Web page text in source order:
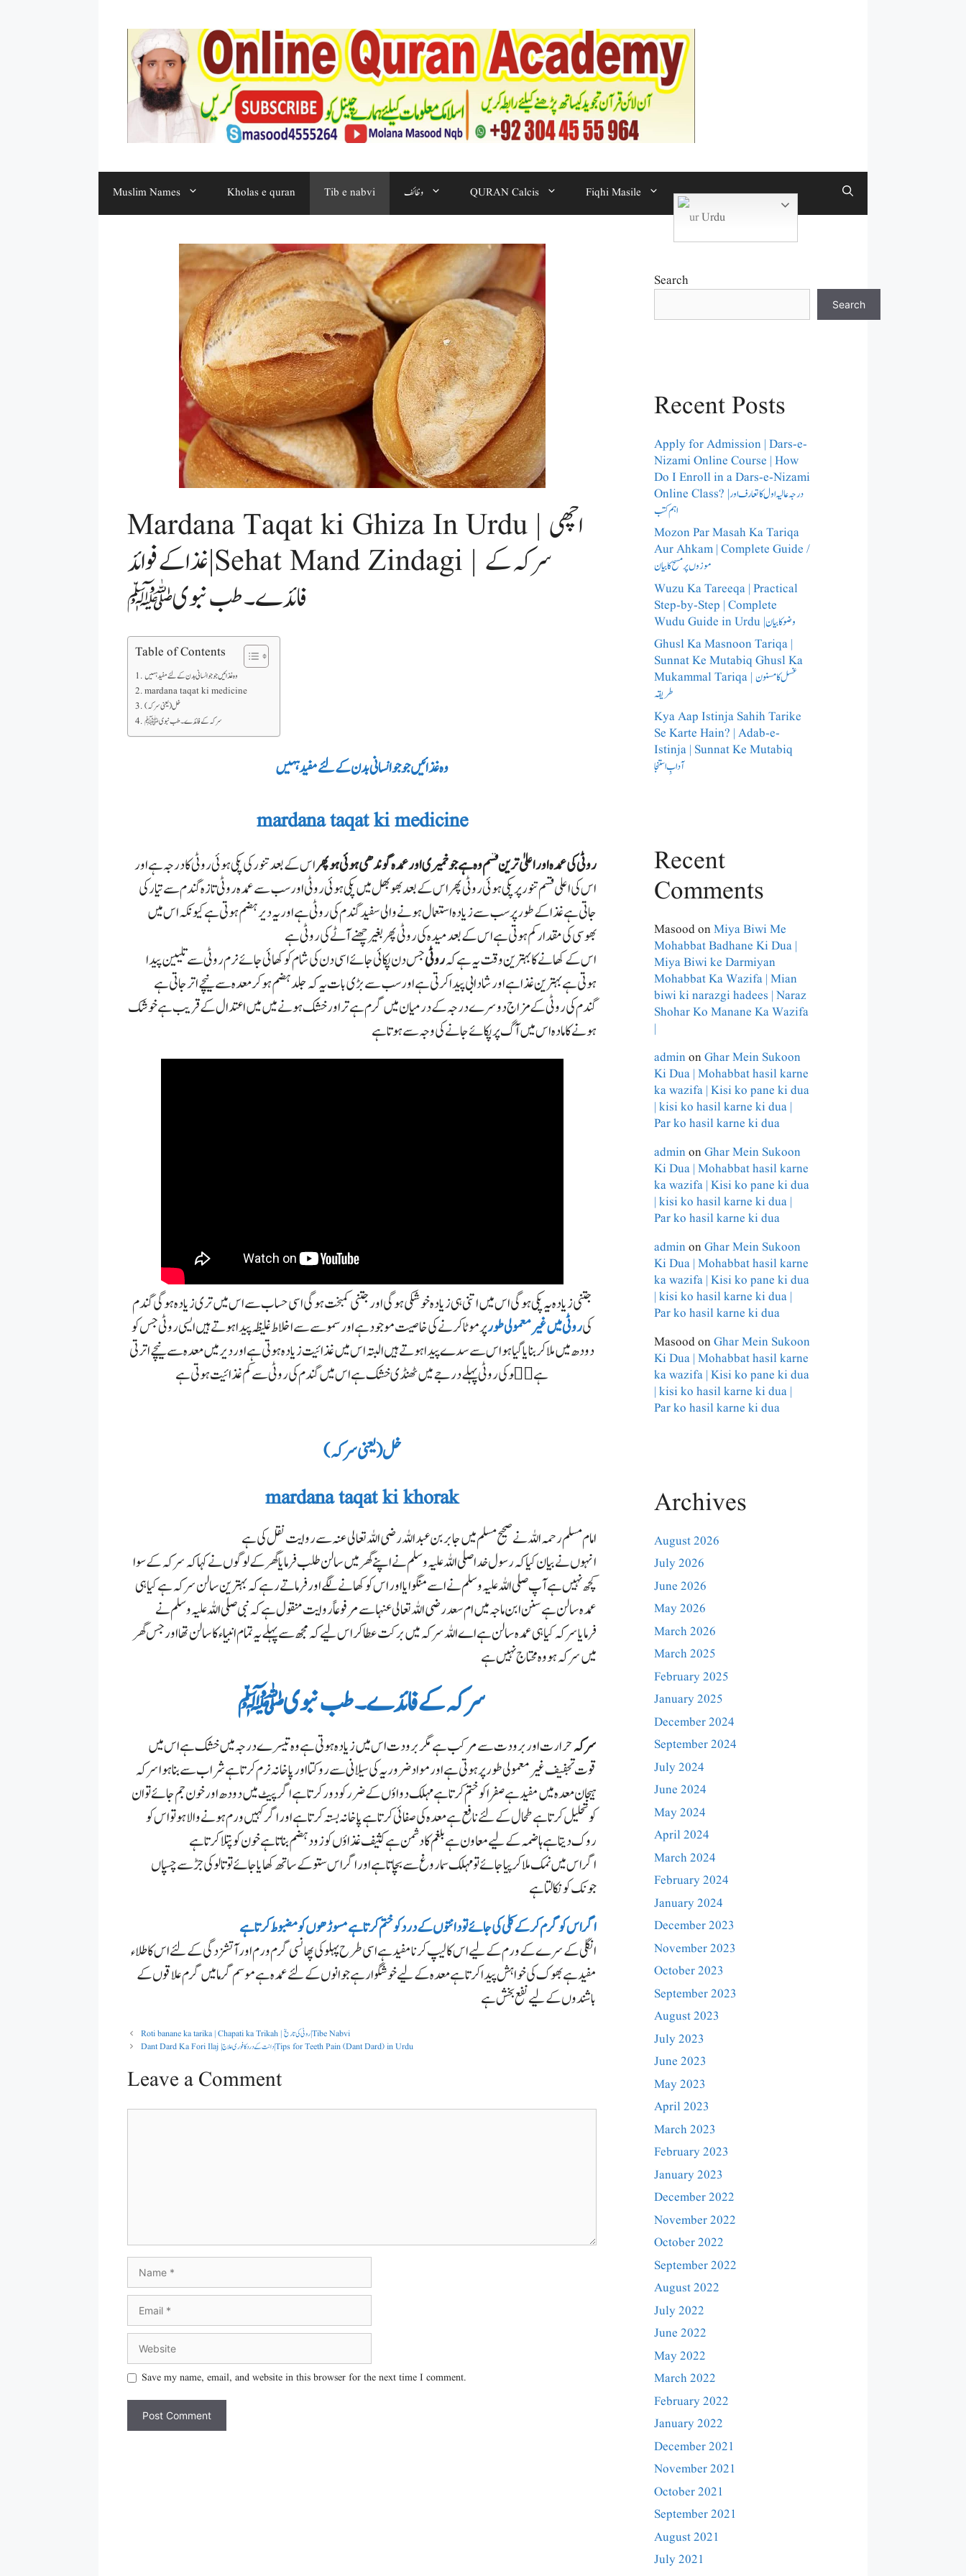
Muslim Names Kholas e quran Tib e nabvi وظائف QURAN Calcis Fiqhi Masile
Urdu
Mardana Taqat ki Ghiza In Urdu | اچھی
غذا کے فوائد | Sehat Mand Zindagi | سرکہ کے
فائدے ۔طب نبویﷺ
Table of Contents
وہ غذائیں جو جو انسانی بدن کے لئے مفید ہہیں
mardana taqat ki medicine
خل( یعنی سرکہ )
سرکہ کے فائدے ۔طب نبویﷺ
وہ غذائیں جو جو انسانی بدن کے لئے مفید ہہیں
mardana taqat ki medicine
روٹی کی عمدہ اور اعلیٰ ترین قسم وہ ہے جو خمیری اور عمدہ گوندھی ہوئی ہو پھراس کے بعد تنور کی پکی ہوئی روٹی کا درجہ ہے اور
اس کی اعلی قسم تنور پر پکی ہوئی روٹی پھر اس کے بعد بھوبھل میں پکی ہوئی روٹی اور سب سے عمدہ روٹی تازہ گندم سے تیار کی
جاتی ہےغذا کے طور پر سب سے زیادہ استعمال ہونے والی سفید گندم کی روٹی ہے اور یہ دیر ہضم ہوتی ہےکیونکہ اس میں
بھوسی کی مقدار کم ہوتی ہے اس کے بعد میدہ کی روٹی پھر بغیر چھنے آٹے کی روٹی ہے
اس کے کھانے کا بہترین وقت یہ ہے کہروٹیجس دن پکائی جائے اسی دن کی شام کو کھائی جائے نرم روٹی سے تلیین پیدا
ہوتی ہے بہترین غذا ہے اور شادابی پیدا کرتی ہے اور سب سے بڑی بات یہ کہ جلد ہضم ہو کر معدہ سے نیچے اتر جاتی ہے
گندم کی روٹی کے مزاج دوسرے درجہ کے درمیان میں گرم ہے تر اور خشک ہونے میں میں اعتدال کے قریب ہے خوشک
ہونے کا مادہ اس میں آگ پر پکائےجانے کی وجہ سے ہوتا ہے
جتنی زیادہ یہ پکی ہو گی اس میں اتنی ہی زیادہ خوشکی ہوگی اور جتنی کمبخت ہو گی اسی حساب سے اس میں تری زیادہ ہوگیگندم
کیروٹی میں غیر معمولی طورپر موٹا کرنے کی خاصیت موجود ہے اور سموسے سے اخلاط غلیظہ پیدا ہوتے ہیںایسی روٹی جس کو
دودھ میں ملا کر بنایا گیا ہو اس سے سدےپیدا ہوتے ہیں البتہ اس میں غذائیت زیادہ ہوتی ہے اور دیر میں معدہ سے نیچے اترتی
ہےجٙو کی روٹی پہلے درجے میں ٹھنڈی خشک ہے اس میں گندم کی روٹی سے کم غذائیت ہوتی ہے
خل( یعنی سرکہ )
mardana taqat ki khorak
امام مسلم رحمہ اللہ نے صحیح مسلم میں جابر بن عبداللہ رضی اللہ تعالی عنہ سے روایت نقل کی ہے
انہوں نے بیان کیا کہ رسول خدا صلی اللہ علیہ وسلم نے اپنے گھر میں سالن طلب فرمایا گھر کے لوگوں نے کہا کہ سرکہ کے سوا
کچھ نہیں ہے آپ صلی اللہ علیہ وسلم نے اسے منگوایا اور اس کو کھانے لگے اور فرماتے رہے کہ بہترین سالن سرکہ ہے کیا ہی
عمدہ سالن ہےسنن ابن ماجہ میں ام سعد رضی اللہ تعالی عنہا سے مرفوعاً روایت منقول ہے کہ نبی صلی اللہ علیہ وسلم نے
فرمایاسرکہ کیا ہی عمدہ سالن ہے اے اللہ سرکہ میں برکت عطا کر اس لیے کہ مجھ سے پہلے یہ تمام انبیاء کا سالن تھا اور جس گھر
میں سرکہ ہو وہ محتاج نہیں ہے
سرکہ کے فائدے ۔طب نبویﷺ
سرکہحرارت اور برودت سے مرکب ہے مگر برودت اس میں زیادہ ہوتی ہے وہ تیسرے درجہ میں خشک ہے اس میں
قوت تجفیف غیر معمولی طور پر ہوتی ہے اور مواد ضروریہ کی سیلانی سے روکتا اور پاخانہ نرم کرتا ہے شراب سے بنا ہوا سرکہ
ہیجان معدہ میں مفید ہے صفرا کو ختم کرتا ہے مہلک دواؤں کے ضرر کو دور کرتا ہے اگر پیٹ میں دودھ اور خون جم جائے تو ان
کو تحلیل کرتا ہے طحال کے لئے نافع ہے معدہ کی صفائی کرتا ہے پاخانہ بستہ کرتا ہے اور اگر کہیں ورم ہونے والا ہو تو اس کو
روک دیتا ہے ہاضمہ کے لیے معاون ہے بلغم کا دشمن ہے کثیف غذاؤں کو زود ہضم بناتا ہے خون کو پتلا کرتا ہے
اگر اس میں نمک ملا کر پیا جائے تو مہلک سماروغ سے بچاتا ہے اور اگر اس ستو کے ساتھ کھایا جائے تو تالوکی جڑ سے چسپاں
جونک کو نکالتا ہے
اگر اس کو گرم کرکے کلی کی جائے تو دانتوں کے درد کو ختم کرتا ہے مسوڑھوں کو مضبوط کرتا ہے
انگلی کے سرے کے ورم کے لیے اس کا لیپ کرنا مفید ہے اسی طرح پہلو کی پھانسی گرم ورم اور آتشزدگی کے لئے اس کا طلاء
مفید ہے بھوک کی خواہش پیدا کرتا ہے معدہ کے لیے خوشگوار ہےجوانوں کے لئے عمدہ ہے موسم گرما میں گرم علاقوں کے
باشندوں کے لیے نفع بخش ہے
Roti banane ka tarika | Chapati ka Trikah | روٹی کی تاریخ | Tibe Nabvi
Dant Dard Ka Fori Ilaj |دانت کے درد کا فوری علاج |Tips for Teeth Pain (Dant Dard) in Urdu
Leave a Comment
Save my name, email, and website in this browser for the next time I comment.
Search
Search
Recent Posts
Apply for Admission | Dars-e-
Nizami Online Course | How
Do I Enroll in a Dars-e-Nizami
Online Class? |درجہ عالیہ اول کا تعارف اور
اہم کتب
Mozon Par Masah Ka Tariqa
Aur Ahkam | Complete Guide /​
موزوں پر مسح کا بیان
Wuzu Ka Tareeqa | Practical
Step-by-Step | Complete
Wudu Guide in Urdu |وضو کا بیان
Ghusl Ka Masnoon Tariqa |
Sunnat Ke Mutabiq Ghusl Ka
Mukammal Tariqa | غسل کا مسنون
طریقہ
Kya Aap Istinja Sahih Tarike
Se Karte Hain? | Adab-e-
Istinja | Sunnat Ke Mutabiq
آدابِ استنجا
Recent
Comments
MasoodonMiya Biwi Me
Mohabbat Badhane Ki Dua |
Miya Biwi ke Darmiyan
Mohabbat Ka Wazifa | Mian
biwi ki narazgi hadees | Naraz
Shohar Ko Manane Ka Wazifa
|
adminonGhar Mein Sukoon
Ki Dua | Mohabbat hasil karne
ka wazifa | Kisi ko pane ki dua
| kisi ko hasil karne ki dua |
Par ko hasil karne ki dua
adminonGhar Mein Sukoon
Ki Dua | Mohabbat hasil karne
ka wazifa | Kisi ko pane ki dua
| kisi ko hasil karne ki dua |
Par ko hasil karne ki dua
adminonGhar Mein Sukoon
Ki Dua | Mohabbat hasil karne
ka wazifa | Kisi ko pane ki dua
| kisi ko hasil karne ki dua |
Par ko hasil karne ki dua
MasoodonGhar Mein Sukoon
Ki Dua | Mohabbat hasil karne
ka wazifa | Kisi ko pane ki dua
| kisi ko hasil karne ki dua |
Par ko hasil karne ki dua
Archives
August 2026
July 2026
June 2026
May 2026
March 2026
March 2025
February 2025
January 2025
December 2024
September 2024
July 2024
June 2024
May 2024
April 2024
March 2024
February 2024
January 2024
December 2023
November 2023
October 2023
September 2023
August 2023
July 2023
June 2023
May 2023
April 2023
March 2023
February 2023
January 2023
December 2022
November 2022
October 2022
September 2022
August 2022
July 2022
June 2022
May 2022
March 2022
February 2022
January 2022
December 2021
November 2021
October 2021
September 2021
August 2021
July 2021